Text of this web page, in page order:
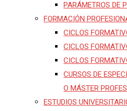
PARÁMETROS DE
FORMACIÓN
CICLOS
CICLOS
CICLOS
CURSOS DE
O MÁSTER
ESTUDIOS